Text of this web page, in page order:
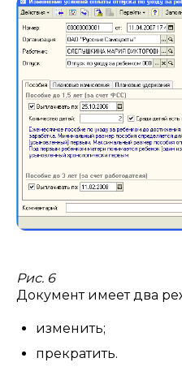
Рис. 6
Документ имеет два
изменить;
прекратить.